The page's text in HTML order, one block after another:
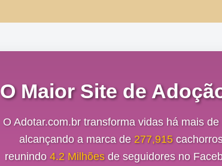
O Maior Site de
O Adotar.com.br transforma vidas há mais de
alcançando a marca de 277,915
reunindo 4.2 Milhõesde seguidores no